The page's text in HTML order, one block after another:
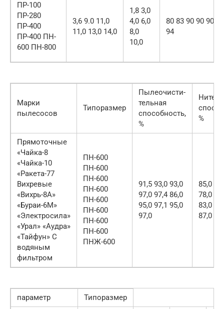
ПР-100
ПР-280
ПР-400
ПР-400 ПН-
600 ПН-800
3,6 9.0 11,0
11,0 13,0 14,0
1,8 3,0
4,0 6,0
8,0
10,0
80 83 90 90 90
94
Марки
пылесосов
Типоразмер
Пылеочисти-
тельная
способность,
%
%
Прямоточные
«Чайка-8
«Чайка-10
«Ракета-77
Вихревые
«Вихрь-8А»
«Бураи-6М»
«Электросила»
«Урал» «Аудра»
«Тайфун» С
водяным
фильтром
ПН-600
ПН-600
ПН-600
ПН-600
ПН-600
ПН-600
ПН-600
ПН-600
ПНЖ-600
91,5 93,0 93,0
97,0 97,4 86,0
95,0 97,1 95,0
97,0
85,0
78,0
83,0
87,0
параметр
Типоразмер